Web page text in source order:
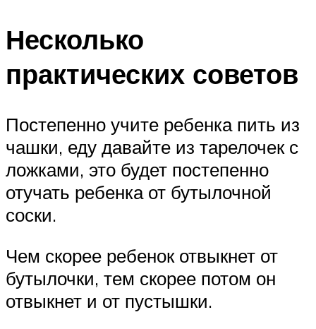
Несколько
практических советов
Постепенно учите ребенка пить из
чашки, еду давайте из тарелочек с
ложками, это будет постепенно
отучать ребенка от бутылочной
соски.
Чем скорее ребенок отвыкнет от
бутылочки, тем скорее потом он
отвыкнет и от пустышки.